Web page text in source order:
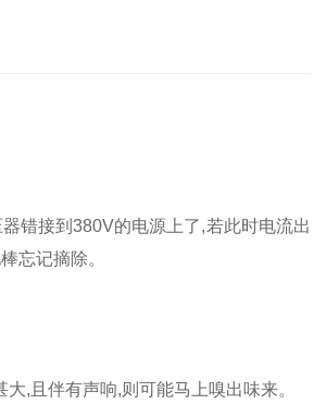
错接到380V的电源上了,若此时电流出
忘记摘除。
,且伴有声响,则可能马上嗅出味来。